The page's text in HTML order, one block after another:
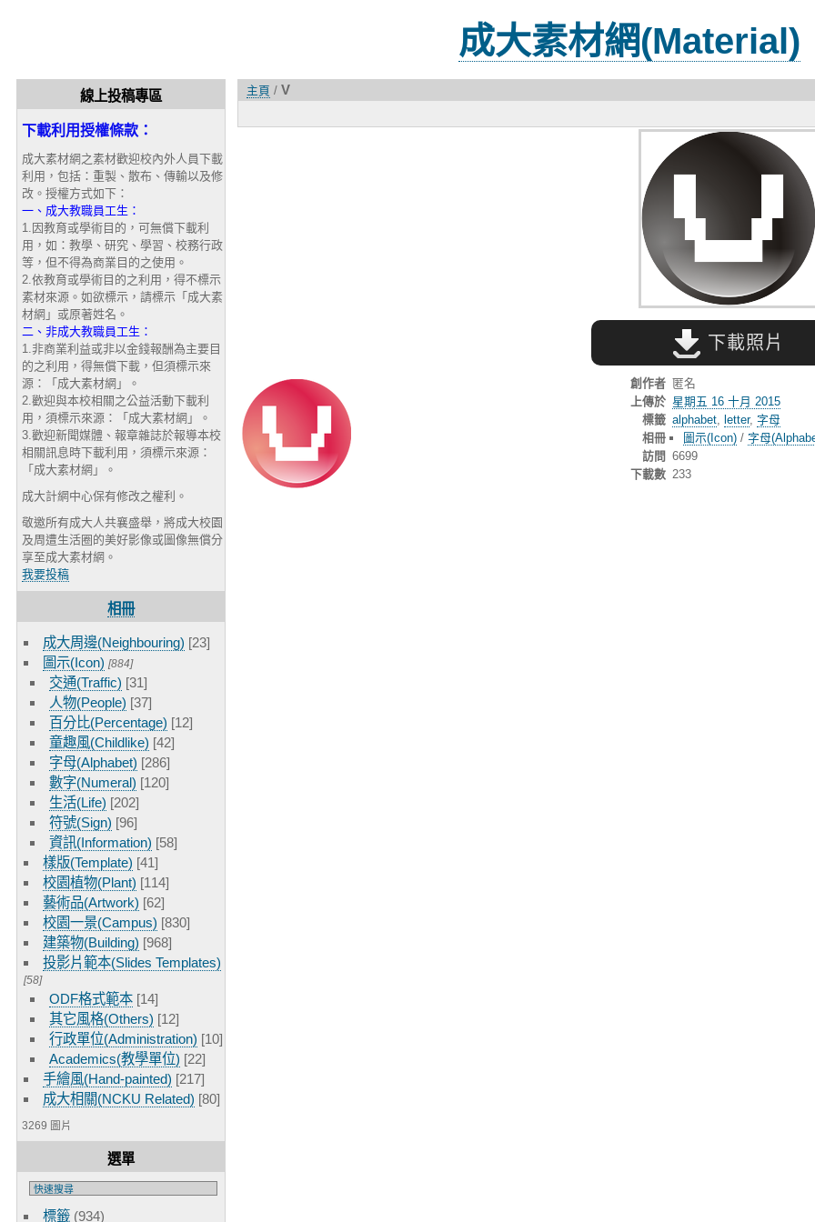
成大素材網(Material)
線上投稿專區
下載利用授權條款：
成大素材網之素材歡迎校內外人員下載
利用，包括：重製、散布、傳輸以及修
改。授權方式如下：
一、成大教職員工生：
1.因教育或學術目的，可無償下載利
用，如：教學、研究、學習、校務行政
等，但不得為商業目的之使用。
2.依教育或學術目的之利用，得不標示
素材來源。如欲標示，請標示「成大素
材網」或原著姓名。
二、非成大教職員工生：
1.非商業利益或非以金錢報酬為主要目
的之利用，得無償下載，但須標示來
源：「成大素材網」。
2.歡迎與本校相關之公益活動下載利
用，須標示來源：「成大素材網」。
3.歡迎新聞媒體、報章雜誌於報導本校
相關訊息時下載利用，須標示來源：
「成大素材網」。
成大計網中心保有修改之權利。
敬邀所有成大人共襄盛舉，將成大校園
及周遭生活圈的美好影像或圖像無償分
享至成大素材網。
我要投稿
相冊
成大周邊(Neighbouring) [23]
圖示(Icon) [884]
交通(Traffic) [31]
人物(People) [37]
百分比(Percentage) [12]
童趣風(Childlike) [42]
字母(Alphabet) [286]
數字(Numeral) [120]
生活(Life) [202]
符號(Sign) [96]
資訊(Information) [58]
樣版(Template) [41]
校園植物(Plant) [114]
藝術品(Artwork) [62]
校園一景(Campus) [830]
建築物(Building) [968]
投影片範本(Slides Templates)
[58]
ODF格式範本 [14]
其它風格(Others) [12]
行政單位(Administration) [10]
Academics(教學單位) [22]
手繪風(Hand-painted) [217]
成大相關(NCKU Related) [80]
3269 圖片
選單
標籤 (934)
主頁 / V
下載照片
創作者 匿名
上傳於 星期五 16 十月 2015
標籤 alphabet, letter, 字母
相冊
圖示(Icon) /字母
訪問 6699
下載數 233